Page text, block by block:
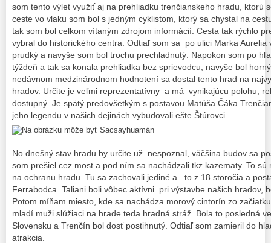
som tento výlet využiť aj na prehliadku trenčianskeho hradu, ktorú
ceste vo vlaku som bol s jedným cyklistom, ktorý sa chystal na
tak som bol celkom vítaným zdrojom informácií. Cesta tak rýchlo
vybral do historického centra. Odtiaľ som sa po ulici Marka Aurelia
prudký a navyše som bol trochu prechladnutý. Napokon som po
týždeň a tak sa konala prehliadka bez sprievodcu, navyše bol
nedávnom medzinárodnom hodnotení sa dostal tento hrad na
hradov. Určite je veľmi reprezentatívny a má vynikajúcu polohu,
dostupný .Je spätý predovšetkým s postavou Matúša Čáka
jeho legendu v našich dejinách vybudovali ešte Štúrovci.
No dnešný stav hradu by určite už nespoznal, väčšina budov sa
som prešiel cez most a pod ním sa nachádzali tkz kazematy. To
na ochranu hradu. Tu sa zachovali jediné a to z 18 storočia a
Ferrabodca. Taliani boli vôbec aktívni pri výstavbe našich hradov,
Potom míňam miesto, kde sa nachádza morový cintorín zo
mladí muži slúžiaci na hrade teda hradná stráž. Bola to posledná
Slovensku a Trenčín bol dosť postihnutý. Odtiaľ som zamieril do
atrakcia.